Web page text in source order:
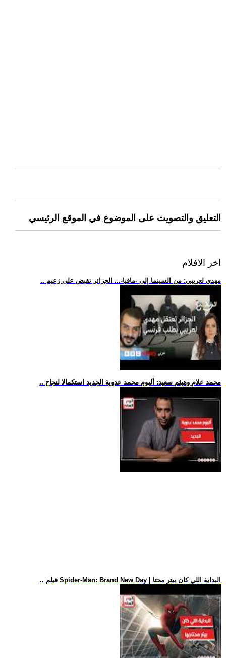
التعليق والتصويت على الموضوع في الموقع الرئيسي
اخر الافلام
.. مهدي لعريبي: من السينما إلى -مافيا-... الجزائر تقبض على زعيم
.. محمد علام وهيثم سعيد: ألبوم محمد عدوية الجديد استكمالا لنجاح
.. فيلم Spider-Man: Brand New Day | البداية اللي كان بيتر محتا